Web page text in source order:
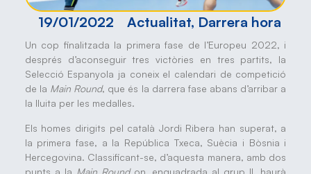
19/01/2022 Actualitat, Darrera hora
Un cop finalitzada la primera fase de l’Europeu 2022, i
després d’aconseguir tres victòries en tres partits, la
Selecció Espanyola ja coneix el calendari de competició
de la Main Round, que és la darrera fase abans d’arribar a
la lluita per les medalles.
Els homes dirigits pel català Jordi Ribera han superat, a
la primera fase, a la República Txeca, Suècia i Bòsnia i
Hercegovina. Classificant-se, d’aquesta manera, amb dos
punts a la Main Roundon, enquadrada al grup II, haurà